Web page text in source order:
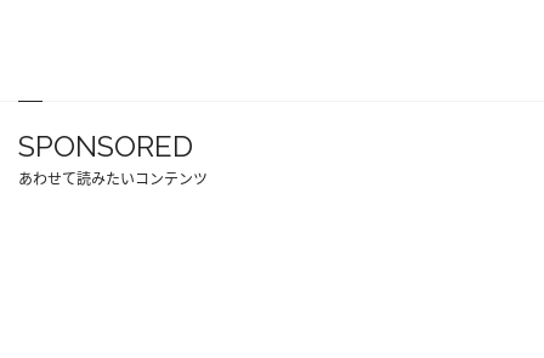
SPONSORED
あわせて読みたいコンテンツ